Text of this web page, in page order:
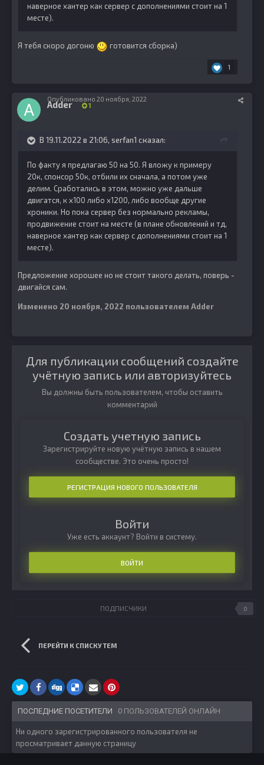
наверное хантер как сервер с дополнениями стоит на 1
месте).
Я тебя скоро догоню готовится сборка)
1
Adder 1
Опубликовано 20 ноября, 2022
В 19.11.2022 в 21:06, serfan1 сказал:
По факту я предлагаю 50 на 50. Я вложу к примеру
20к, спонсор 50к, отбили их сначала, а потом уже
делим. Сработались в этом, можно уже дальше
двигатся, к х100 либо х1200, либо вообще другие
хроники. Но пока сервер без нормально рекламы,
продвижение стоит на месте (в плане обновлений и тд,
наверное хантер как сервер с дополнениями стоит на 1
месте).
Предложение хорошее но не стоит такого делать, поверь -
двигайся сам.
Изменено 20 ноября, 2022 пользователем Adder
Для публикации сообщений создайте
учётную запись или авторизуйтесь
Вы должны быть пользователем, чтобы оставить
комментарий
Создать учетную запись
Зарегистрируйте новую учётную запись в нашем
сообществе. Это очень просто!
РЕГИСТРАЦИЯ НОВОГО ПОЛЬЗОВАТЕЛЯ
Войти
Уже есть аккаунт? Войти в систему.
ВОЙТИ
ПОДПИСЧИКИ 0
ПЕРЕЙТИ К СПИСКУ ТЕМ
ПОСЛЕДНИЕ ПОСЕТИТЕЛИ 0 ПОЛЬЗОВАТЕЛЕЙ ОНЛАЙН
Ни одного зарегистрированного пользователя не
просматривает данную страницу